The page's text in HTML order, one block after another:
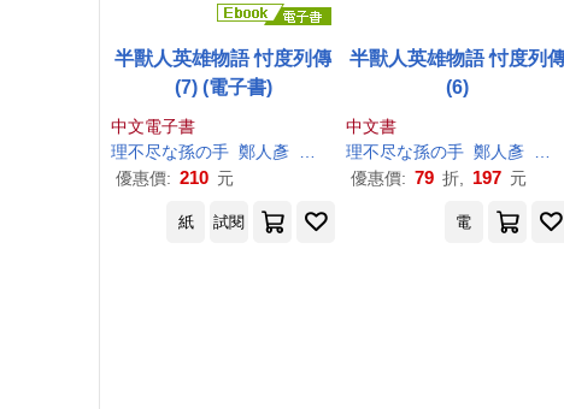
半獸人英雄物語 忖度列傳
(7) (電子書)
中文電子書
理不尽な孫の手 鄭人彥
優惠價: 210 元
半獸人英雄物語 忖度列
(6)
中文書
理不尽な孫の手 鄭人彥
優惠價: 79 折, 197 元
紙 試閱 電